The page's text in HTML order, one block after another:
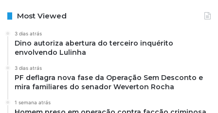
Most Viewed
3 dias atrás
Dino autoriza abertura do terceiro inquérito
envolvendo Lulinha
3 dias atrás
PF deflagra nova fase da Operação Sem Desconto e
mira familiares do senador Weverton Rocha
1 semana atrás